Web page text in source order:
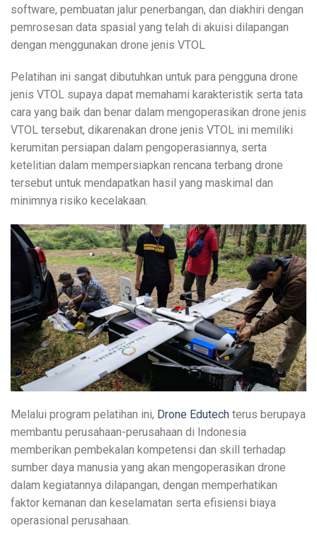
software, pembuatan jalur penerbangan, dan diakhiri dengan
pemrosesan data spasial yang telah di akuisi dilapangan
dengan menggunakan drone jenis VTOL
Pelatihan ini sangat dibutuhkan untuk para pengguna drone
jenis VTOL supaya dapat memahami karakteristik serta tata
cara yang baik dan benar dalam mengoperasikan drone jenis
VTOL tersebut, dikarenakan drone jenis VTOL ini memiliki
kerumitan persiapan dalam pengoperasiannya, serta
ketelitian dalam mempersiapkan rencana terbang drone
tersebut untuk mendapatkan hasil yang maskimal dan
minimnya risiko kecelakaan.
Melalui program pelatihan ini, Drone Edutech terus berupaya
membantu perusahaan-perusahaan di Indonesia
memberikan pembekalan kompetensi dan skill terhadap
sumber daya manusia yang akan mengoperasikan drone
dalam kegiatannya dilapangan, dengan memperhatikan
faktor kemanan dan keselamatan serta efisiensi biaya
operasional perusahaan.